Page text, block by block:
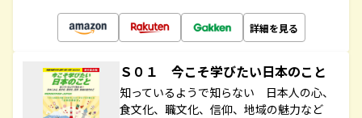
詳細を見る
Ｓ０１ 今こそ学びたい日本のこと
知っているようで知らない 日本人の心、
食文化、職文化、信仰、地域の魅力など